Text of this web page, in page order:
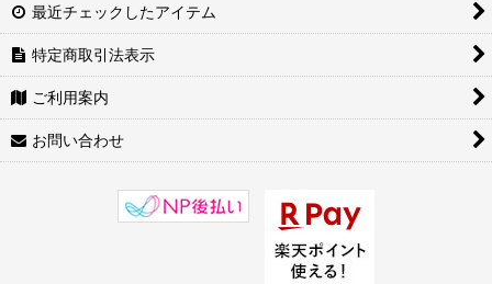
最近チェックしたアイテム
特定商取引法表示
ご利用案内
お問い合わせ